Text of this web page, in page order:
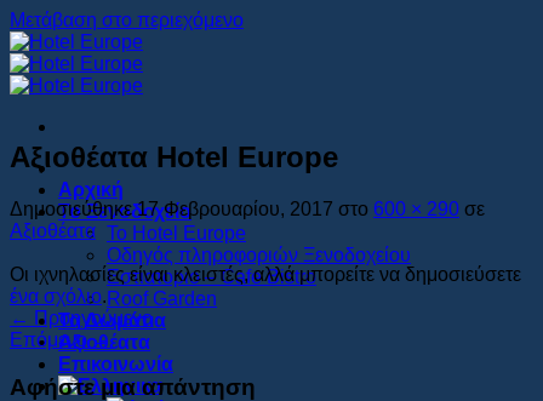
Μετάβαση στο περιεχόμενο
Αρχική
Το Ξενοδοχείο
Το Hotel Europe
Οδηγός πληροφοριών Ξενοδοχείου
Εστιατοριο – Cafe Bistro
Roof Garden
Τα Δωμάτια
Αξιοθέατα
Επικοινωνία
Αξιοθέατα Hotel Europe
Δημοσιεύθηκε17 Φεβρουαρίου, 2017 στο 600 × 290 σε
Αξιοθέατα
Οι ιχνηλασίες είναι κλειστές, αλλά μπορείτε να δημοσιεύσετε
ένα σχόλιο.
← Προηγούμενο
Επόμενο→
Αφήστε μια απάντηση